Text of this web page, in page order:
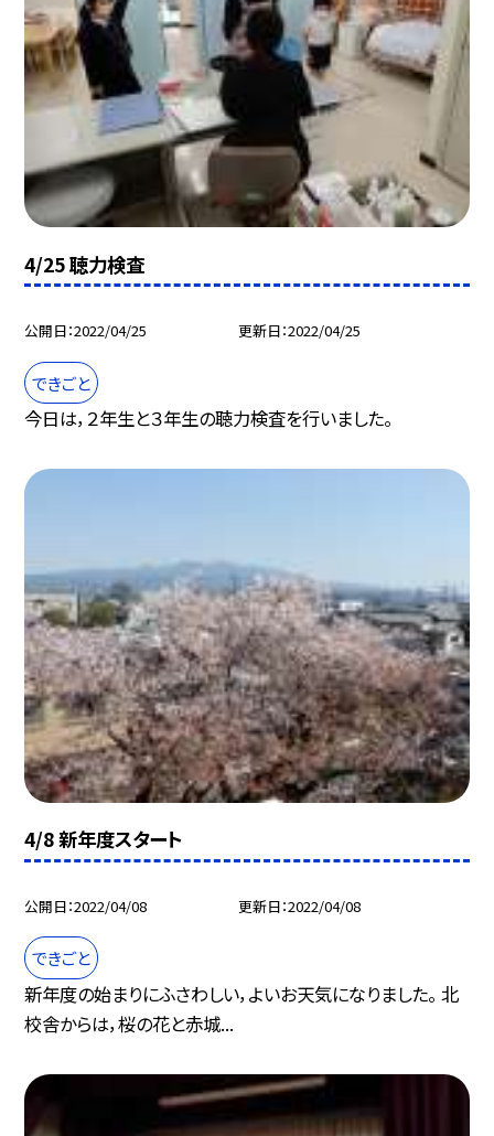
4/25 聴力検査
公開日 2022/04/25 更新日 2022/04/25
できごと
今日は，２年生と３年生の聴力検査を行いました。
4/8 新年度スタート
公開日 2022/04/08 更新日 2022/04/08
できごと
新年度の始まりにふさわしい，よいお天気になりました。 北
校舎からは，桜の花と赤城...